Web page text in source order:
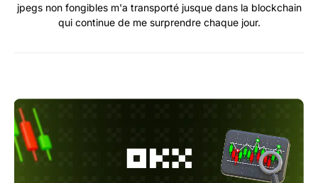
jpegs non fongibles m'a transporté jusque dans la blockchain
qui continue de me surprendre chaque jour.